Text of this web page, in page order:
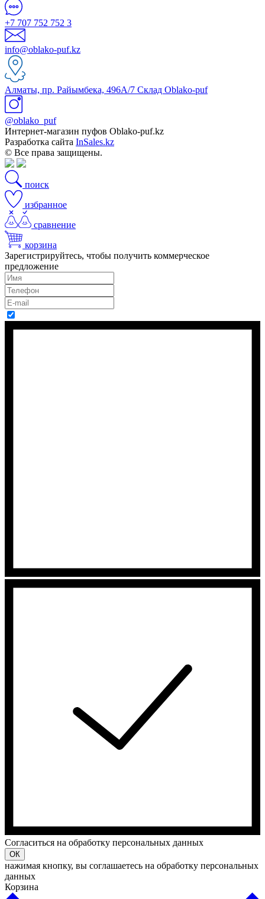
+7 707 752 752 3
info@oblako-puf.kz
Алматы, пр. Райымбека, 496А/7 Склад Oblako-puf
@oblako_puf
Интернет-магазин пуфов Oblako-puf.kz
Разработка сайта InSales.kz
© Все права защищены.
поиск
избранное
сравнение
корзина
Зарегистрируйтесь, чтобы получить коммерческое
предложение
Cогласиться на обработку персональных данных
ОК
нажимая кнопку, вы соглашаетесь на обработку персональных
данных
Корзина